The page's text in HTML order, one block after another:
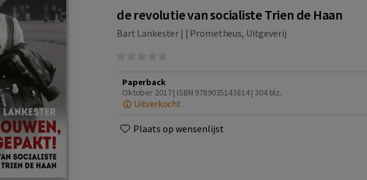
de revolutie van socialiste Trien de Haan
Bart Lankester | | Prometheus, Uitgeverij
Paperback
Oktober 2017 | ISBN 9789035143814| 304 blz.
Uitverkocht
Plaats op wensenlijst